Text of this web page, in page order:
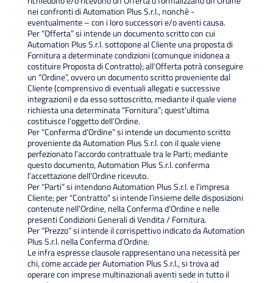
nei confronti di Automation Plus S.r.l., nonchè -
eventualmente – con i loro successori e/o aventi causa.
Per “Offerta” si intende un documento scritto con cui
Automation Plus S.r.l. sottopone al Cliente una proposta di
Fornitura a determinate condizioni (comunque inidonea a
costituire Proposta di Contratto); all’Offerta potrà conseguire
un “Ordine”, ovvero un documento scritto proveniente dal
Cliente (comprensivo di eventuali allegati e successive
integrazioni) e da esso sottoscritto, mediante il quale viene
richiesta una determinata “Fornitura”; quest’ultima
costituisce l’oggetto dell’Ordine.
Per “Conferma d’Ordine” si intende un documento scritto
proveniente da Automation Plus S.r.l. con il quale viene
perfezionato l’accordo contrattuale tra le Parti; mediante
questo documento, Automation Plus S.r.l. conferma
l’accettazione dell’Ordine ricevuto.
Per “Parti” si intendono Automation Plus S.r.l. e l’impresa
Cliente; per “Contratto” si intende l’insieme delle disposizioni
contenute nell’Ordine, nella Conferma d’Ordine e nelle
presenti Condizioni Generali di Vendita / Fornitura.
Per “Prezzo” si intende il corrispettivo indicato da Automation
Plus S.r.l. nella Conferma d’Ordine.
Le infra espresse clausole rappresentano una necessità per
chi, come accade per Automation Plus S.r.l., si trova ad
operare con imprese multinazionali aventi sede in tutto il